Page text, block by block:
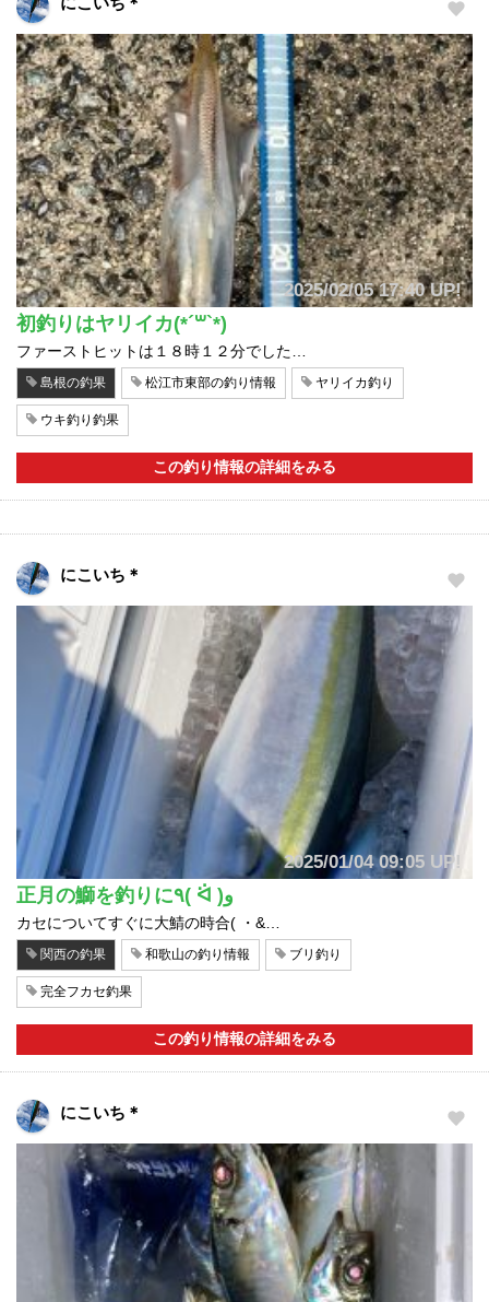
2025/02/05 17:40 UP!
初釣りはヤリイカ(*´꒳`*)
ファーストヒットは１８時１２分でした…
島根の釣果 松江市東部の釣り情報 ヤリイカ釣り
ウキ釣り釣果
この釣り情報の詳細をみる
にこいち＊
2025/01/04 09:05 UP!
正月の鰤を釣りに٩( ᐛ )و
カセについてすぐに大鯖の時合( ・&…
関西の釣果 和歌山の釣り情報 ブリ釣り
完全フカセ釣果
この釣り情報の詳細をみる
にこいち＊